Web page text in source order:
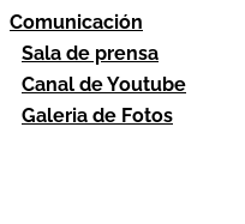
Comunicación
Sala de prensa
Canal de Youtube
Galeria de Fotos